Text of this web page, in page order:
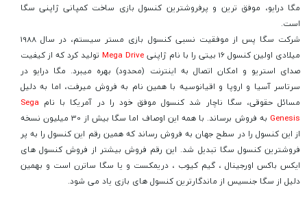
مگا درایو، موفق ترین و پرفروشترین کنسول بازی ساخت کمپانی ژاپنی سگا
است.
شرکت سگا پس از موفقیت نسبی کنسول بازی مستر سیستم، در سال 1988
میلادی اولین کنسول 16 بیتی را با نام ژاپنی
Mega Driveتولید کرد که از کیفیت
صدای استریو و امکان اتصال به اینترنت (محدود) بهره میبرد. مگا درایو در
سرتاسر آسیا و اروپا و اقیانوسیه با همین نام به فروش میرفت، اما به دلیل
مسائل حقوقی، سگا ناچار شد کنسول موفق خود را در آمریکا با نام Sega
Genesis
به فروش برساند. با همه این اوصاف اما سگا بیش از 30 میلیون نسخه
از این کنسول را در سطح جهان به فروش رساند که همین رقم این کنسول را به پر
فروشترین کنسول سگا تبدیل شد. این رقم فروش بیشتر از فروش کنسول های
ایکس باکس اورجینال ، گیم کیوب ، دریمکست و یا سگا ساترن است و بهمین
دلیل از سگا جنسیس از ماندگارترین کنسول های بازی یاد می شود.